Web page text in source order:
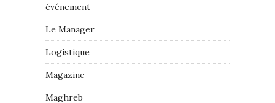
événement
Le Manager
Logistique
Magazine
Maghreb